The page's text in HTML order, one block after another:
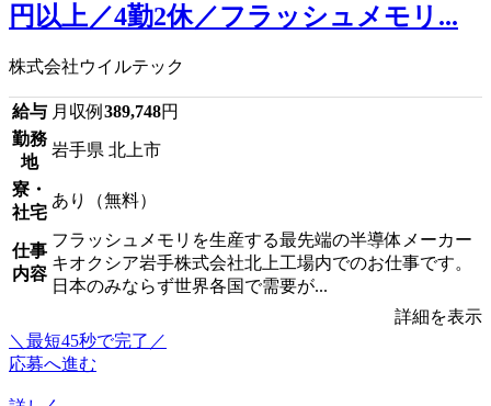
円以上／4勤2休／フラッシュメモリ...
株式会社ウイルテック
給与 月収例 389,748円
勤務
地
岩手県 北上市
寮・
社宅
あり（無料）
仕事
内容
フラッシュメモリを生産する最先端の半導体メーカー
キオクシア岩手株式会社北上工場内でのお仕事です。
日本のみならず世界各国で需要が...
詳細を表示
＼最短45秒で完了／
応募へ進む